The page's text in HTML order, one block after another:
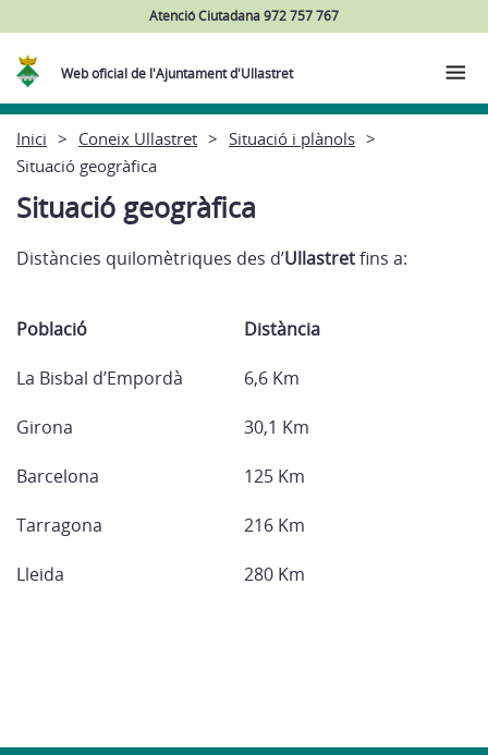
Atenció Ciutadana 972 757 767
Web oficial de l'Ajuntament d'Ullastret
Inici Coneix Ullastret
Situació i plànols
Situació geogràfica
Situació geogràfica
Distàncies quilomètriques des d’Ullastretfins a:
Població
La Bisbal d’Empordà
Girona
Barcelona
Tarragona
Lleida
Distància
6,6 Km
30,1 Km
125 Km
216 Km
280 Km